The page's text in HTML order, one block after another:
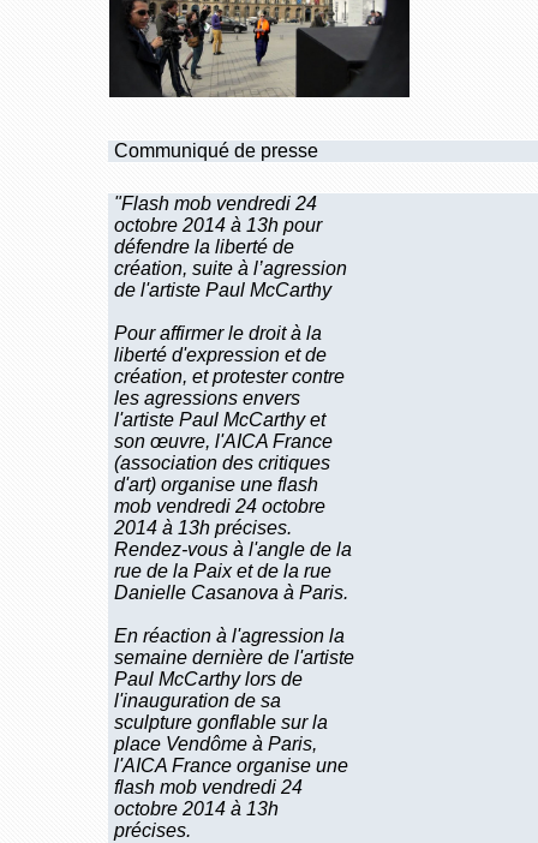
Communiqué de presse
"Flash mob vendredi 24
octobre 2014 à 13h pour
défendre la liberté de
création, suite à l’agression
de l'artiste Paul McCarthy
Pour affirmer le droit à la
liberté d'expression et de
création, et protester contre
les agressions envers
l'artiste Paul McCarthy et
son œuvre, l'AICA France
(association des critiques
d'art) organise une flash
mob vendredi 24 octobre
2014 à 13h précises.
Rendez-vous à l'angle de la
rue de la Paix et de la rue
Danielle Casanova à Paris.
En réaction à l'agression la
semaine dernière de l'artiste
Paul McCarthy lors de
l'inauguration de sa
sculpture gonflable sur la
place Vendôme à Paris,
l'AICA France organise une
flash mob vendredi 24
octobre 2014 à 13h
précises.